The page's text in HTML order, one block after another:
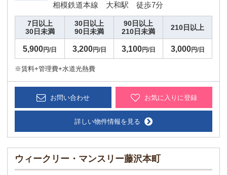
相模鉄道本線 大和駅 徒歩7分
7日以上
30日未満
30日以上
90日未満
90日以上
210日未満
210日以上
5,900円/日 3,200円/日 3,100円/日 3,000円/日
※賃料+管理費+水道光熱費
お問い合わせ お気に入りに登録
詳しい物件情報を見る
ウィークリー・マンスリー藤沢本町